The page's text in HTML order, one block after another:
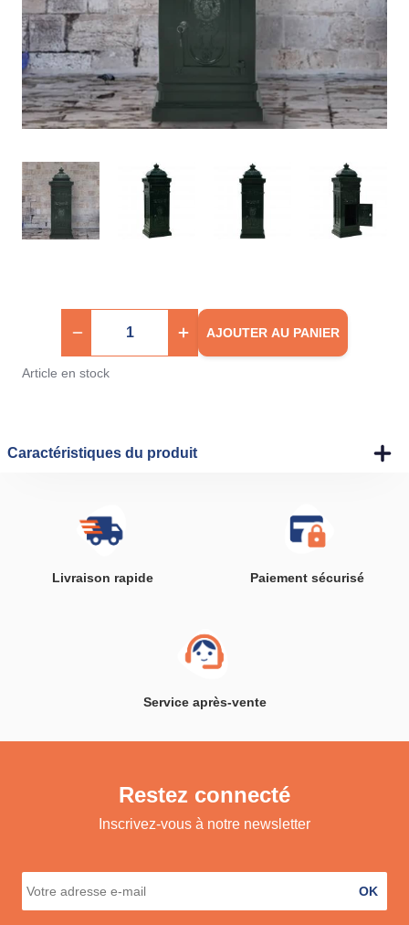
AJOUTER AU PANIER
Article en stock
Caractéristiques du produit
Livraison rapide Paiement sécurisé
Service après-vente
Restez connecté
Inscrivez-vous à notre newsletter
OK